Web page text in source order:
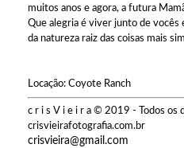
muitos anos e agora, a futura
Que alegria é viver junto de
da natureza raiz das coisas mais
Locação: Coyote Ranch
c r i s V i e i r a © 2019 - Todos os
crisvieirafotografia.com.br
crisvieira@gmail.com